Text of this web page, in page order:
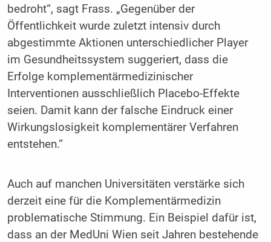
bedroht“, sagt Frass. „Gegenüber der
Öffentlichkeit wurde zuletzt intensiv durch
abgestimmte Aktionen unterschiedlicher Player
im Gesundheitssystem suggeriert, dass die
Erfolge komplementärmedizinischer
Interventionen ausschließlich Placebo-Effekte
seien. Damit kann der falsche Eindruck einer
Wirkungslosigkeit komplementärer Verfahren
entstehen.“
Auch auf manchen Universitäten verstärke sich
derzeit eine für die Komplementärmedizin
problematische Stimmung. Ein Beispiel dafür ist,
dass an der MedUni Wien seit Jahren bestehende